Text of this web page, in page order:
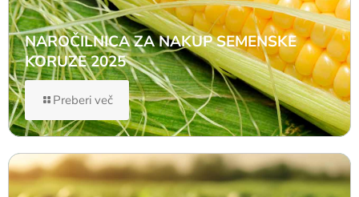
NAROČILNICA ZA NAKUP SEMENSKE
KORUZE 2025
Preberi več